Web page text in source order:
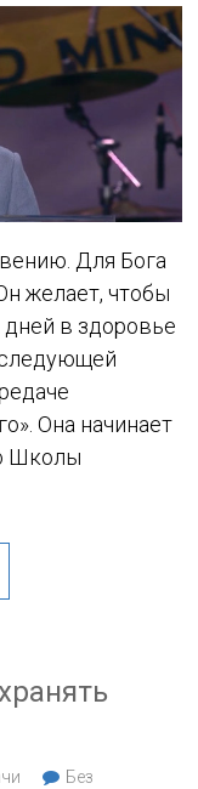
Для Бога
желает, чтобы
в здоровье
Она начинает
Школы
Без